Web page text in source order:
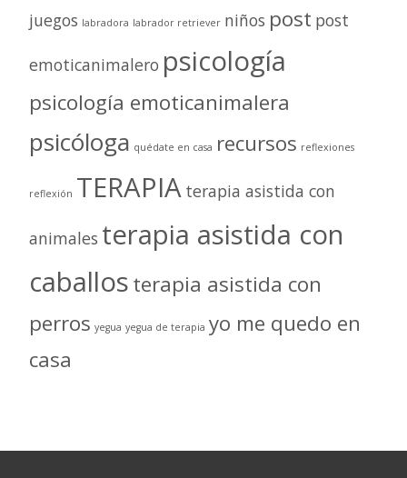
juegos labradora labrador retriever niños post post
emoticanimalero psicología
psicología emoticanimalera
psicóloga quédate en casa recursos reflexiones
reflexión TERAPIA terapia asistida con
animales terapia asistida con
caballosterapia asistida con
perros yegua yegua de terapia yo me quedo en
casa